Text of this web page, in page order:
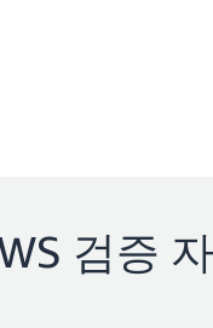
검증